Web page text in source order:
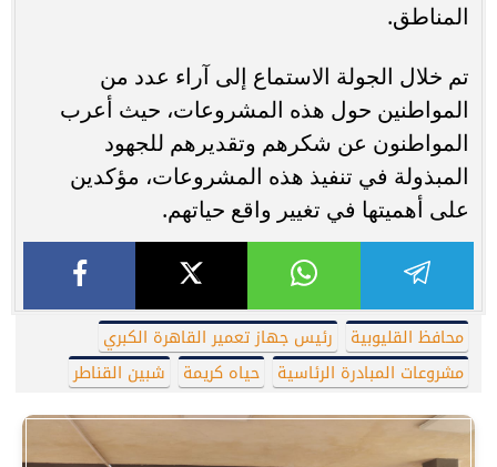
المناطق.
تم خلال الجولة الاستماع إلى آراء عدد من
المواطنين حول هذه المشروعات، حيث أعرب
المواطنون عن شكرهم وتقديرهم للجهود
المبذولة في تنفيذ هذه المشروعات، مؤكدين
على أهميتها في تغيير واقع حياتهم.
محافظ القليوبية
رئيس جهاز تعمير القاهرة الكبري
مشروعات المبادرة الرئاسية
حياه كريمة شبين القناطر